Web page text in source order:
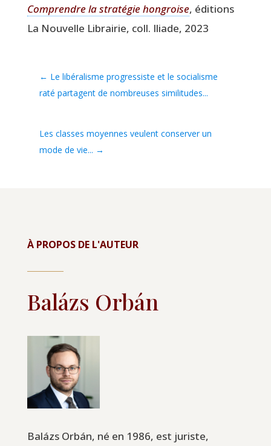
Com­prendre la stra­té­gie hon­groise, édi­tions
La Nou­velle Librai­rie, coll. Iliade, 2023
← Le libéralisme progressiste et le socialisme
raté partagent de nombreuses similitudes...
Les classes moyennes veulent conserver un
mode de vie... →
À PROPOS DE L'AUTEUR
Balázs Orbán
Balázs Orbán, né en 1986, est juriste,